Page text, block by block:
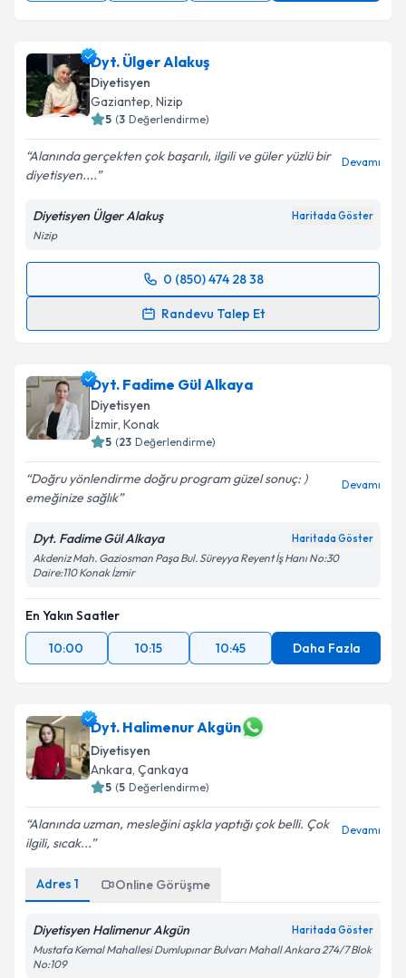
Dyt. Ülger Alakuş
Diyetisyen
Gaziantep, Nizip
5 (3 Değerlendirme)
Alanında gerçekten çok başarılı, ilgili ve güler yüzlü bir
diyetisyen....
Devamı
Diyetisyen Ülger Alakuş Haritada Göster
Nizip
0 (850) 474 28 38
Randevu Talep Et
Randevu Takvimi Talebi
takvim hazırlandığında e-posta ile bilgilendireceğiz.
E-posta Adresiniz
Kişisel verilerimin işlenmesine ilişkin
kapsamda işlenmesini kabul ediyorum.
Takvim Talebini Gönder
Dyt. Fadime Gül Alkaya
Diyetisyen
İzmir, Konak
5 (23 Değerlendirme)
Doğru yönlendirme doğru program güzel sonuç: )
emeğinize sağlık
Devamı
Dyt. Fadime Gül Alkaya Haritada Göster
Akdeniz Mah. Gaziosman Paşa Bul. Süreyya Reyent İş Hanı No:30
Daire:110 Konak İzmir
En Yakın Saatler
10:00
10:15 10:45 Daha Fazla
Dyt. Halimenur Akgün
Diyetisyen
Ankara, Çankaya
5 (5 Değerlendirme)
Alanında uzman, mesleğini aşkla yaptığı çok belli. Çok
ilgili, sıcak...
Devamı
Adres 1 Online Görüşme
Diyetisyen Halimenur Akgün Haritada Göster
Mustafa Kemal Mahallesi Dumlupınar Bulvarı Mahall Ankara 274/7 Blok
No:109